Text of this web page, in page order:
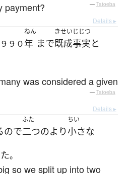
payment? — Tatoeba
Details ▸
９０
ねん
年 まで
きせいじじつ
既成事実と
was considered a given
— Tatoeba
Details ▸
ので
ふた
二つのより
ちい
小さな
。
so we split up into two